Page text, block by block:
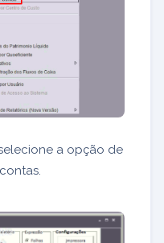
a opção de